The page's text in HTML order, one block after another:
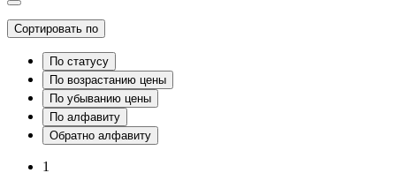
Сортировать по
По статусу
По возрастанию цены
По убыванию цены
По алфавиту
Обратно алфавиту
1